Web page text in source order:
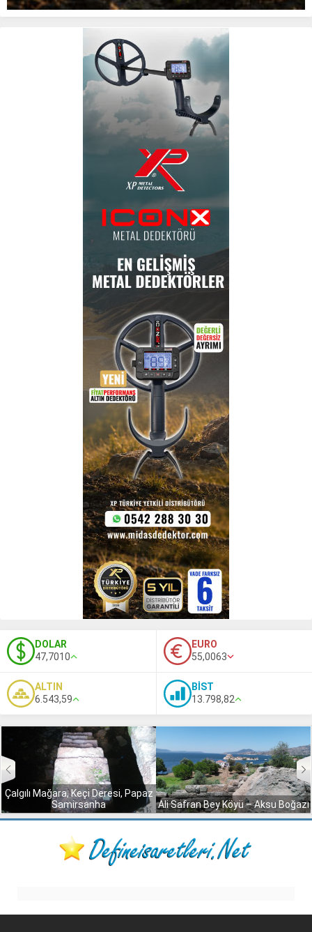
DOLAR
47,7010
EURO
55,0063
ALTIN
6.543,59
BİST
13.798,82
Çalgılı Mağara, Keçi Deresi, Papaz
Samirsanha
Ali Safran Bey Köyü – Aksu Boğazı